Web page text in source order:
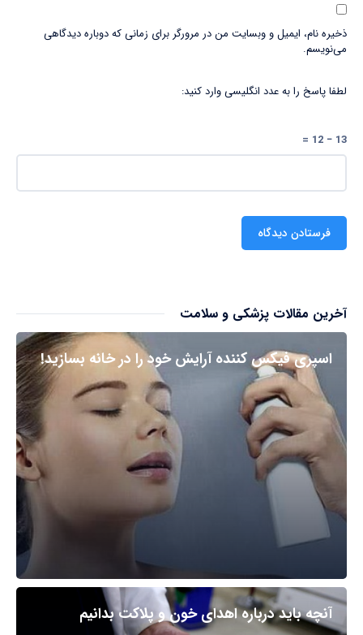
ذخیره نام، ایمیل و وبسایت من در مرورگر برای زمانی که دوباره دیدگاهی
می‌نویسم.
لطفا پاسخ را به عدد انگلیسی وارد کنید:
13 − 12 =
آخرین مقالات پزشکی و سلامت
اسپری فیکس کننده آرایش خود را در خانه بسازید!
آنچه باید درباره اهدای خون و پلاکت بدانیم